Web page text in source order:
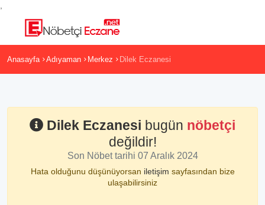
Anasayfa Adıyaman Merkez Dilek Eczanesi
Dilek Eczanesi bugün nöbetçi
değildir!
Son Nöbet tarihi 07 Aralık 2024
Hata olduğunu düşünüyorsan iletişim sayfasından bize
ulaşabilirsiniz